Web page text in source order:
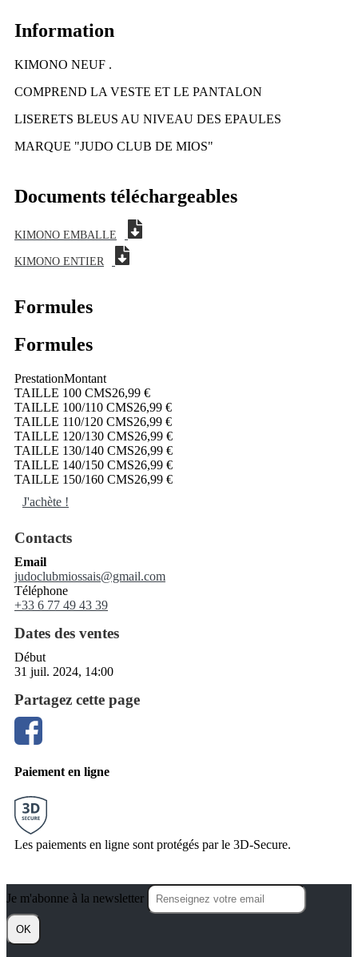
Information
KIMONO NEUF .
COMPREND LA VESTE ET LE PANTALON
LISERETS BLEUS AU NIVEAU DES EPAULES
MARQUE "JUDO CLUB DE MIOS"
Documents téléchargeables
KIMONO EMBALLE
KIMONO ENTIER
Formules
Formules
PrestationMontant
TAILLE 100 CMS26,99 €
TAILLE 100/110 CMS26,99 €
TAILLE 110/120 CMS26,99 €
TAILLE 120/130 CMS26,99 €
TAILLE 130/140 CMS26,99 €
TAILLE 140/150 CMS26,99 €
TAILLE 150/160 CMS26,99 €
J'achète !
Contacts
Email
judoclubmiossais@gmail.com
Téléphone
+33 6 77 49 43 39
Dates des ventes
Début
31 juil. 2024, 14:00
Partagez cette page
Paiement en ligne
Les paiements en ligne sont protégés par le 3D-Secure.
Je m'abonne à la newsletter
OK